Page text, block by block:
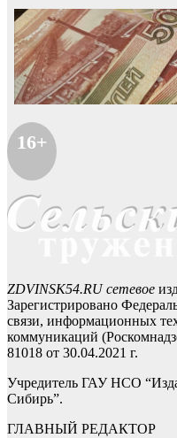
16+
ZDVINSK54.RU сетевое
Зарегистрировано
связи, информационных
коммуникаций
81018 от 30.04.2021 г.
Учредитель ГАУ НСО
Сибирь”.
ГЛАВНЫЙ РЕДАКТОР